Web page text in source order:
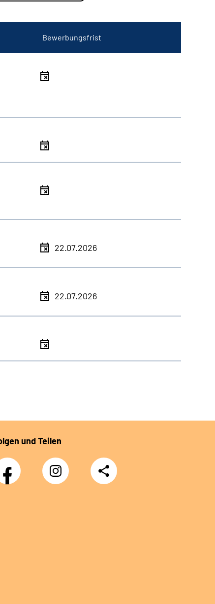
Bewerbungsfrist
22.07.2026
22.07.2026
und Teilen
Facebook
Instagram
DRV
Nachwuchskräfte
Teilen